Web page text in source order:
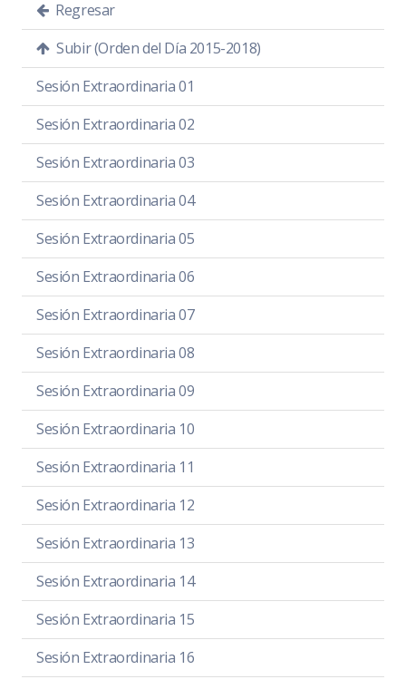
Regresar
Subir (Orden del Día 2015-2018)
Sesión Extraordinaria 01
Sesión Extraordinaria 02
Sesión Extraordinaria 03
Sesión Extraordinaria 04
Sesión Extraordinaria 05
Sesión Extraordinaria 06
Sesión Extraordinaria 07
Sesión Extraordinaria 08
Sesión Extraordinaria 09
Sesión Extraordinaria 10
Sesión Extraordinaria 11
Sesión Extraordinaria 12
Sesión Extraordinaria 13
Sesión Extraordinaria 14
Sesión Extraordinaria 15
Sesión Extraordinaria 16